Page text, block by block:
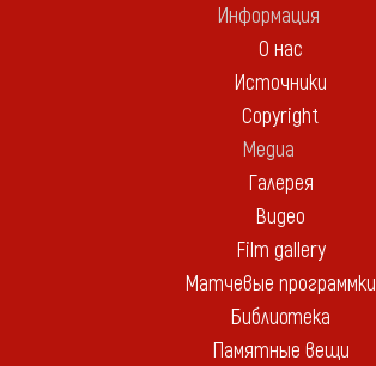
Информация
О нас
Источники
Copyright
Медиа
Галерея
Видео
Film gallery
Матчевые программки
Библиотека
Памятные вещи